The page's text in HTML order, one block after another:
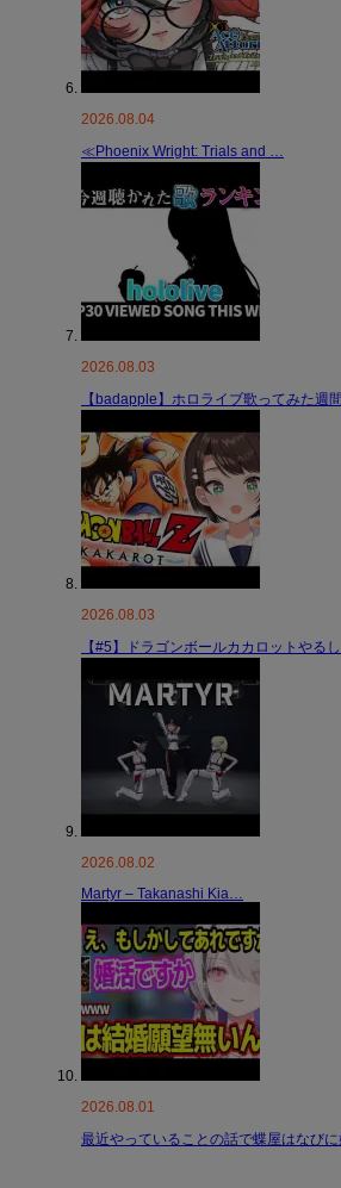
2026.08.04
≪Phoenix Wright: Trials and …
2026.08.03
【badapple】ホロライブ歌ってみた週
2026.08.03
【#5】ドラゴンボールカカロットやる
2026.08.02
Martyr – Takanashi Kia…
2026.08.01
最近やっていることの話で蝶屋はなび